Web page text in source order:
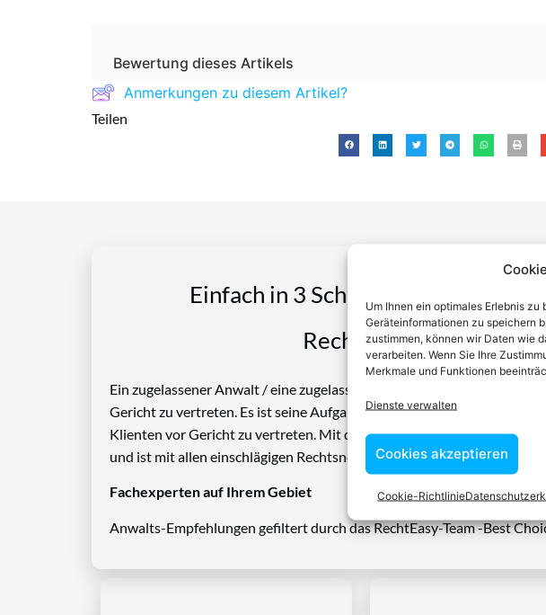
Um Ihnen ein optimales Erlebnis
Geräteinformationen zu speichern
zustimmen, können wir Daten wie
verarbeiten. Wenn Sie Ihre
Merkmale und Funktionen
Dienste verwalten
Cookies akzeptieren
Cookie-Richtlinie
Bewertung dieses Artikels
Anmerkungen zu diesem Artikel?
Teilen
Einfach in 3 Schritten einen Anwalt
Rechtsproblem
Ein zugelassener Anwalt / eine zugelassen Anwältin ist dafür da, über
Gericht zu vertreten. Es ist seine Aufgabe, Dienstleistungen im Bereich
Klienten vor Gericht zu vertreten. Mit diesem Wissen kennt er alle
und ist mit allen einschlägigen Rechtsnormen vertraut.
Fachexperten auf Ihrem Gebiet
Anwalts-Empfehlungen gefiltert durch das RechtEasy-Team -Best